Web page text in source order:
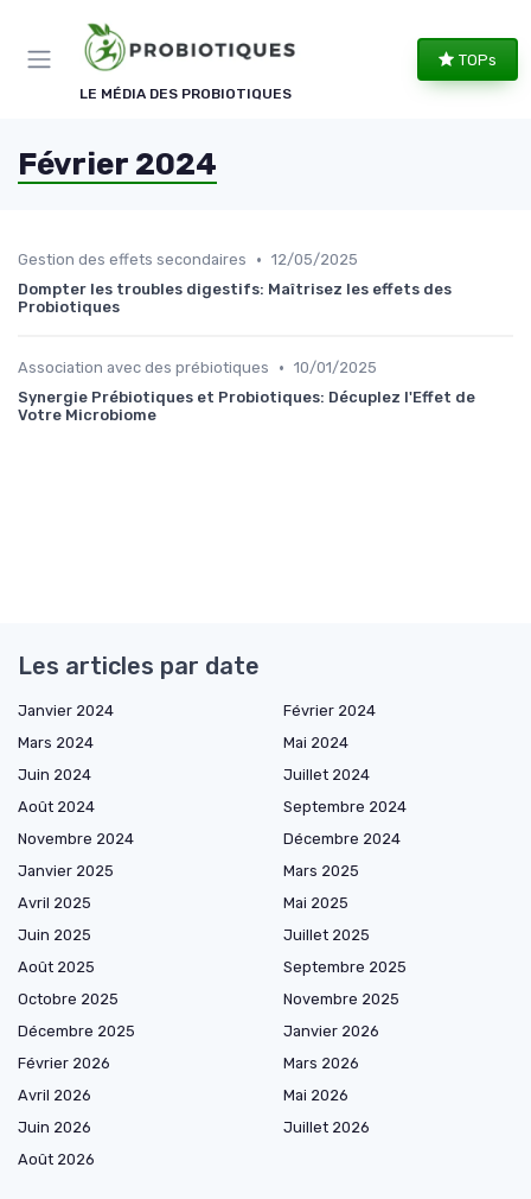
LE MÉDIA DES PROBIOTIQUES
TOPs
Février 2024
Gestion des effets secondaires • 12/05/2025
Dompter les troubles digestifs: Maîtrisez les effets des
Probiotiques
Association avec des prébiotiques • 10/01/2025
Synergie Prébiotiques et Probiotiques: Décuplez l'Effet de
Votre Microbiome
Les articles par date
Janvier 2024
Février 2024
Mars 2024
Mai 2024
Juin 2024
Juillet 2024
Août 2024
Septembre 2024
Novembre 2024
Décembre 2024
Janvier 2025
Mars 2025
Avril 2025
Mai 2025
Juin 2025
Juillet 2025
Août 2025
Septembre 2025
Octobre 2025
Novembre 2025
Décembre 2025
Janvier 2026
Février 2026
Mars 2026
Avril 2026
Mai 2026
Juin 2026
Juillet 2026
Août 2026